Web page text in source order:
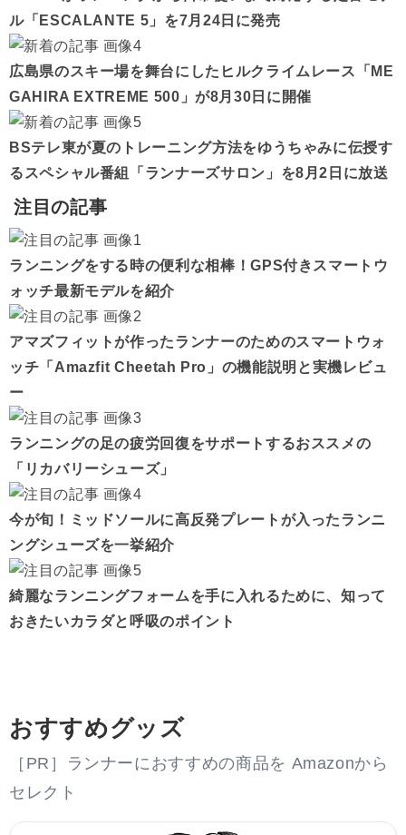
ル「ESCALANTE 5」を7月24日に発売
広島県のスキー場を舞台にしたヒルクライムレース「ME
GAHIRA EXTREME 500」が8月30日に開催
BSテレ東が夏のトレーニング方法をゆうちゃみに伝授す
るスペシャル番組「ランナーズサロン」を8月2日に放送
注目の記事
ランニングをする時の便利な相棒！GPS付きスマートウ
ォッチ最新モデルを紹介
アマズフィットが作ったランナーのためのスマートウォ
ッチ「Amazfit Cheetah Pro」の機能説明と実機レビュ
ー
ランニングの足の疲労回復をサポートするおススメの
「リカバリーシューズ」
今が旬！ミッドソールに高反発プレートが入ったランニ
ングシューズを一挙紹介
綺麗なランニングフォームを手に入れるために、知って
おきたいカラダと呼吸のポイント
おすすめグッズ
［PR］ランナーにおすすめの商品を Amazonから
セレクト